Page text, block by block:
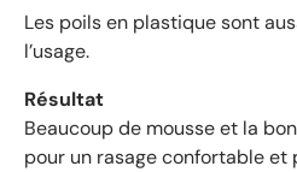
4
t
o
Les poils en plastique sont
l’usage.
Résultat
Beaucoup de mousse et la
pour un rasage confortable et